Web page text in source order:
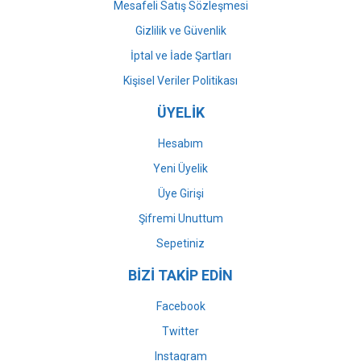
Mesafeli Satış Sözleşmesi
Gizlilik ve Güvenlik
İptal ve İade Şartları
Kişisel Veriler Politikası
ÜYELİK
Hesabım
Yeni Üyelik
Üye Girişi
Şifremi Unuttum
Sepetiniz
BİZİ TAKİP EDİN
Facebook
Twitter
Instagram